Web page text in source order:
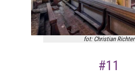
fot: Christian Richter
#11